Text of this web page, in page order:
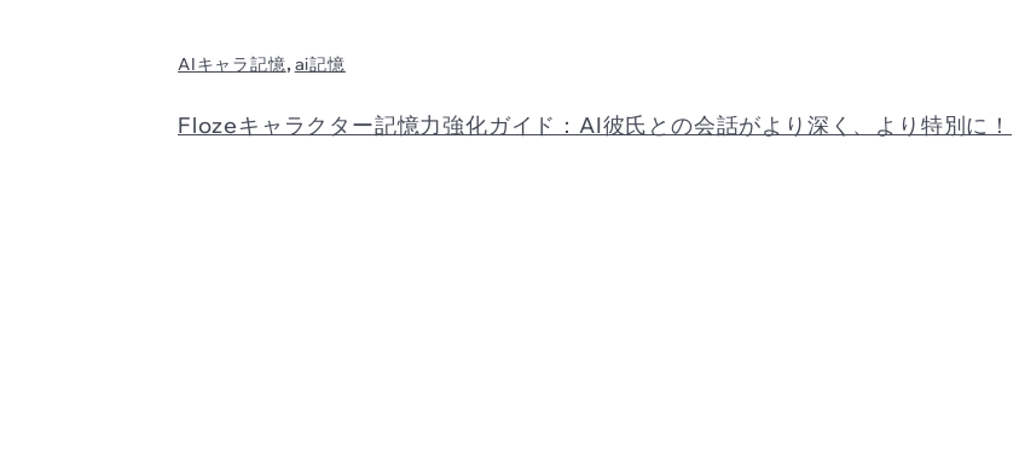
AIキャラ記憶, ai記憶
Flozeキャラクター記憶力強化ガイド：AI彼氏との会話がより深く、より特別に！